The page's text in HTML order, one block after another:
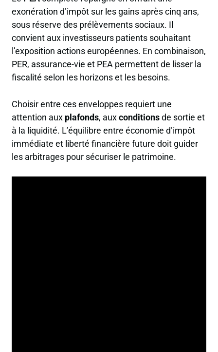
exonération d’impôt sur les gains après cinq ans,
sous réserve des prélèvements sociaux. Il
convient aux investisseurs patients souhaitant
l’exposition actions européennes. En combinaison,
PER, assurance-vie et PEA permettent de lisser la
fiscalité selon les horizons et les besoins.
Choisir entre ces enveloppes requiert une
attention aux plafonds, auxconditionsde sortie et
à la liquidité. L’équilibre entre économie d’impôt
immédiate et liberté financière future doit guider
les arbitrages pour sécuriser le patrimoine.